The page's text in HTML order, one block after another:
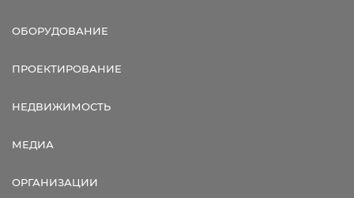
ОБОРУДОВАНИЕ
ПРОЕКТИРОВАНИЕ
НЕДВИЖИМОСТЬ
МЕДИА
ОРГАНИЗАЦИИ